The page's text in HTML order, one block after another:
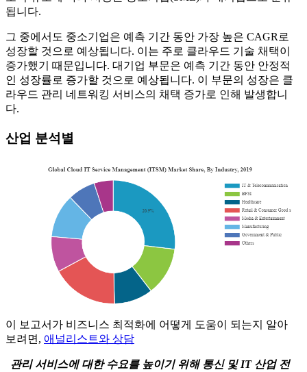
됩니다.
그 중에서도 중소기업은 예측 기간 동안 가장 높은 CAGR로
성장할 것으로 예상됩니다. 이는 주로 클라우드 기술 채택이
증가했기 때문입니다. 대기업 부문은 예측 기간 동안 안정적
인 성장률로 증가할 것으로 예상됩니다. 이 부문의 성장은 클
라우드 관리 네트워킹 서비스의 채택 증가로 인해 발생합니
다.
산업 분석별
이 보고서가 비즈니스 최적화에 어떻게 도움이 되는지 알아
보려면, 애널리스트와 상담
관리 서비스에 대한 수요를 높이기 위해 통신 및 IT 산업 전